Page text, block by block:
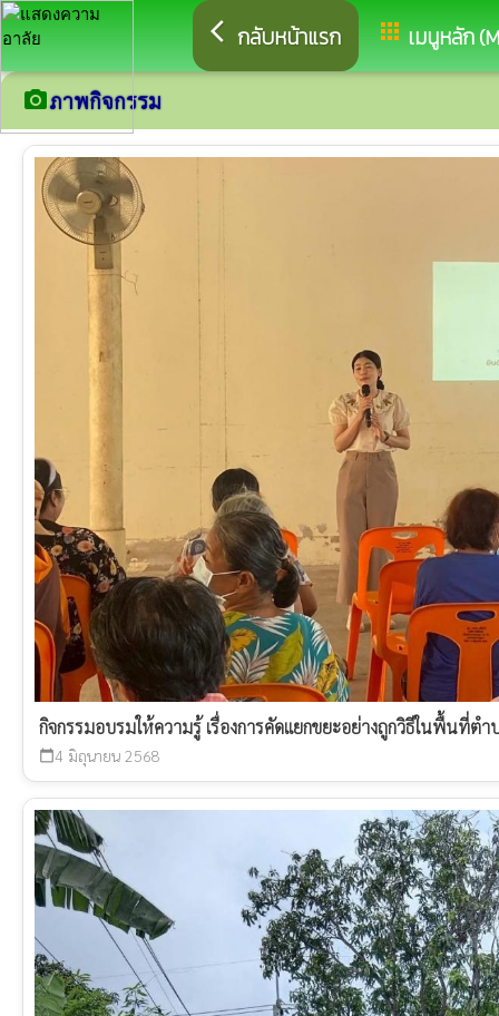
arrow_back_ios กลับหน้าแรก apps เมนูหลัก
camera_altภาพกิจกรรม
กิจกรรมอบรมให้ความรู้ เรื่องการคัดแยกขยะอย่างถูกวิธีในพื้นที่ตำ
calendar_today4 มิถุนายน 2568